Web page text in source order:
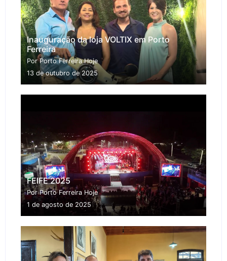
Inauguração da loja VOLTIX em Porto
Ferreira
Por Porto Ferreira Hoje
13 de outubro de 2025
FEIFE 2025
Por Porto Ferreira Hoje
1 de agosto de 2025